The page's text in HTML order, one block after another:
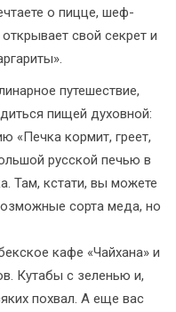
о пицце, шеф-
свой секрет и
путешествие,
пищей духовной:
«Печка кормит, греет,
русской печью в
Там, кстати, вы можете
сорта меда, но
кафе «Чайхана» и
Кутабы с зеленью и,
похвал. А еще вас